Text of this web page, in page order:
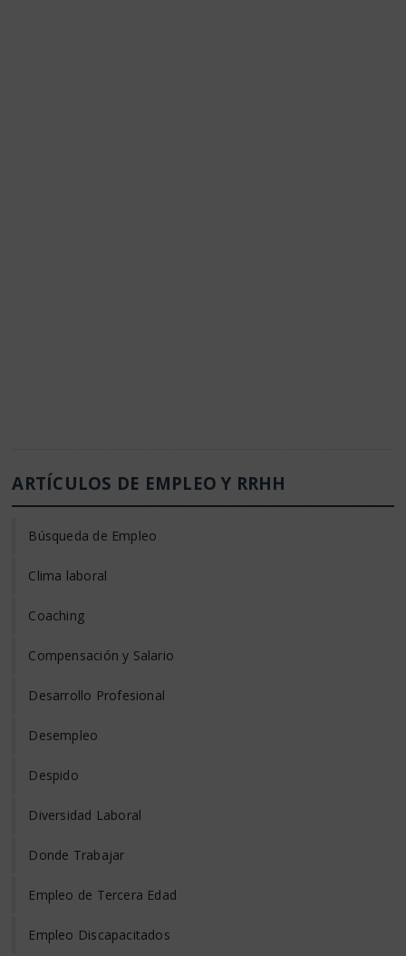
ARTÍCULOS DE EMPLEO Y RRHH
Búsqueda de Empleo
Clima laboral
Coaching
Compensación y Salario
Desarrollo Profesional
Desempleo
Despido
Diversidad Laboral
Donde Trabajar
Empleo de Tercera Edad
Empleo Discapacitados